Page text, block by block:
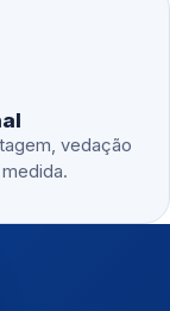
vedação